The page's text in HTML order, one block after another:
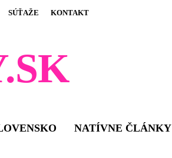
SÚŤAŽE
KONTAKT
NATÍVNE ČLÁNKY